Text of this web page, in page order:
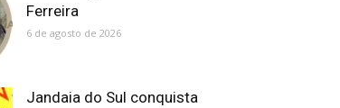
Ferreira
6 de agosto de 2026
Jandaia do Sul conquista